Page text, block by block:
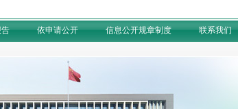
依申请公开 信息公开规章制度 联系我们